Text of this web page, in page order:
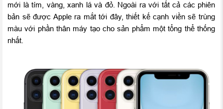
mới là tím, vàng, xanh lá và đỏ. Ngoài ra với tất cả các phiên
bản sẽ được Apple ra mắt tới đây, thiết kế cạnh viền sẽ trùng
màu với phần thân máy tạo cho sản phẩm một tổng thể thống
nhất.